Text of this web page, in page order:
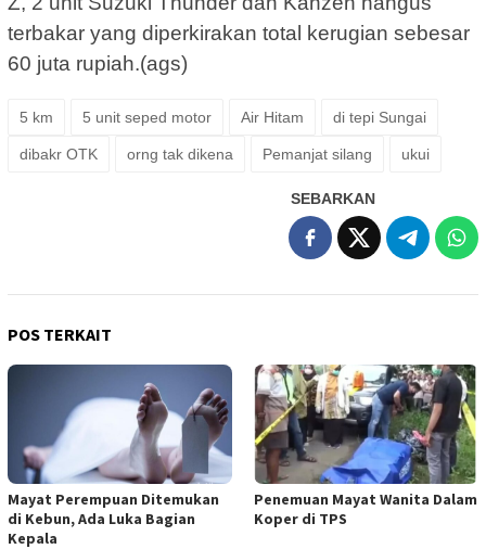
terbakar yang diperkirakan total kerugian sebesar
60 juta rupiah.(ags)
5 km 5 unit seped motor Air Hitam di tepi Sungai
dibakr OTK orng tak dikena Pemanjat silang ukui
SEBARKAN
POS TERKAIT
Mayat Perempuan Ditemukan
di Kebun, Ada Luka Bagian
Kepala
Penemuan Mayat Wanita Dalam
Koper di TPS